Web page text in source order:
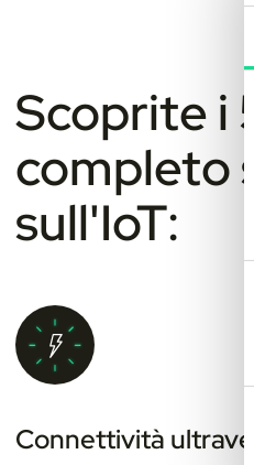
o
Scoprite i
completo
sull'IoT:
Connettività